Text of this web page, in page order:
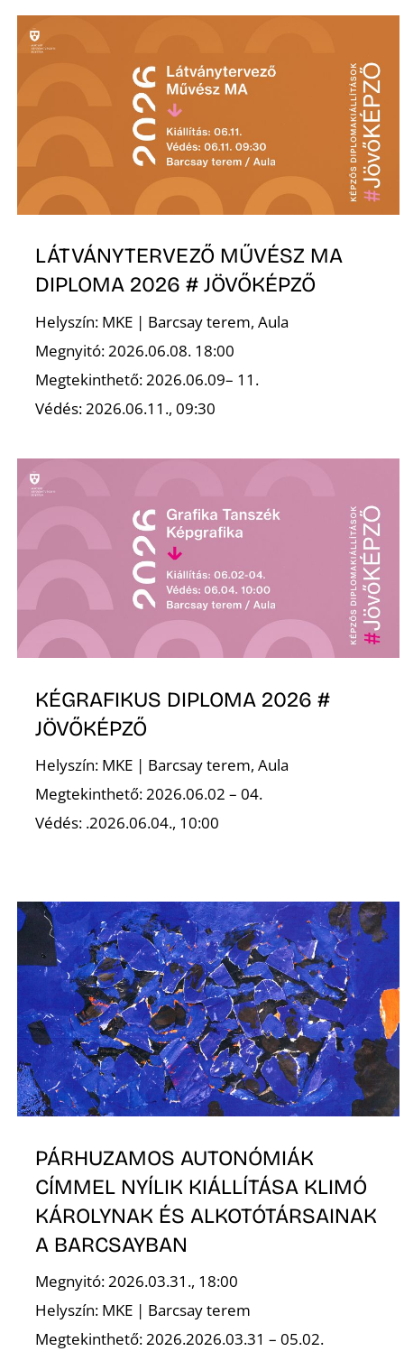
LÁTVÁNYTERVEZŐ MŰVÉSZ MA
DIPLOMA 2026 # JÖVŐKÉPZŐ
Helyszín: MKE | Barcsay terem, Aula
Megnyitó: 2026.06.08. 18:00
Megtekinthető: 2026.06.09– 11.
Védés: 2026.06.11., 09:30
KÉGRAFIKUS DIPLOMA 2026 #
JÖVŐKÉPZŐ
Helyszín: MKE | Barcsay terem, Aula
Megtekinthető: 2026.06.02 – 04.
Védés: .2026.06.04., 10:00
PÁRHUZAMOS AUTONÓMIÁK
CÍMMEL NYÍLIK KIÁLLÍTÁSA KLIMÓ
KÁROLYNAK ÉS ALKOTÓTÁRSAINAK
A BARCSAYBAN
Megnyitó: 2026.03.31., 18:00
Helyszín: MKE | Barcsay terem
Megtekinthető: 2026.2026.03.31 – 05.02.